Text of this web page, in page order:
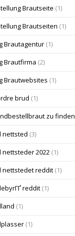
Brautseite (1)
Brautseiten (1)
Brautagentur (1)
Brautfirma (2)
Brautwebsites (1)
brud (1)
zu finden
nettsted (3)
2022 (1)
nettstedet reddit (1)
reddit (1)
(1)
(1)